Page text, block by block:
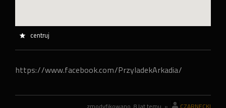
centruj
https://www.facebook.com/PrzyladekArkadia/
zmodyfikowano 8 lat temu » CZARNECKI